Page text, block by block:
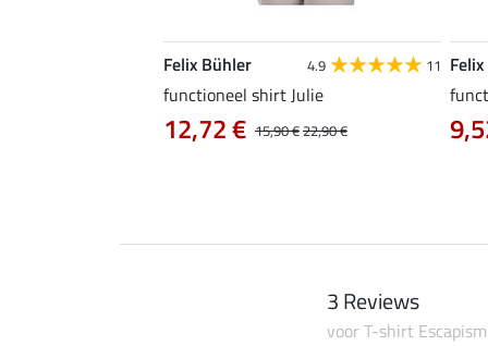
Felix Bühler 4.9 11
functioneel shirt Julie
15,90 €22,90 €
12,72 €
3 Reviews
voor T-shirt Escapism